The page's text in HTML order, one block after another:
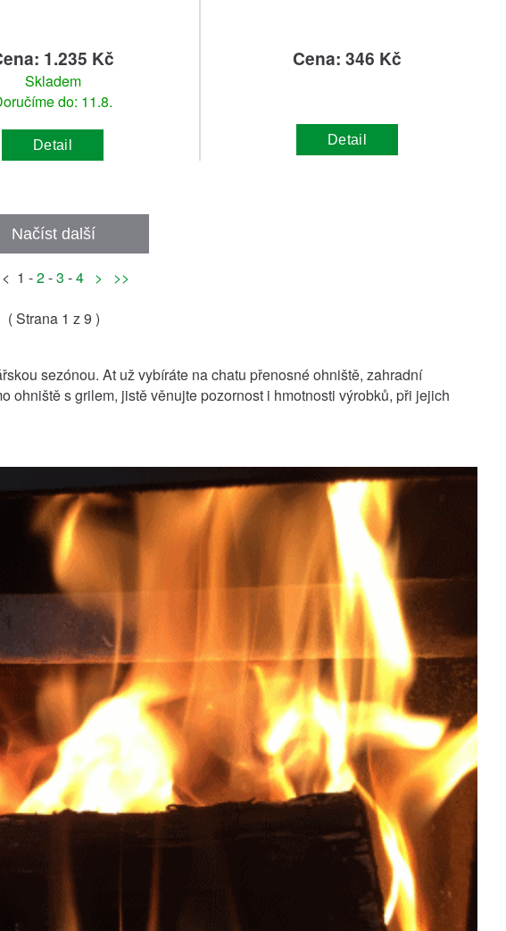
1.235 Kč
Skladem
do: 11.8.
Detail
Cena: 346 Kč
Detail
Načíst další
1 -2-3 -4 >
>>
( Strana 1 z 9 )
sezónou. At už vybíráte na chatu přenosné ohniště, zahradní
ohniště s grilem, jistě věnujte pozornost i hmotnosti výrobků, při jejich